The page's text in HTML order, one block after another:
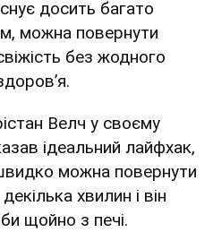
досить багато
можна повернути
без жодного
Велч у своєму
ідеальний лайфхак,
можна повернути
хвилин і він
щойно з печі.